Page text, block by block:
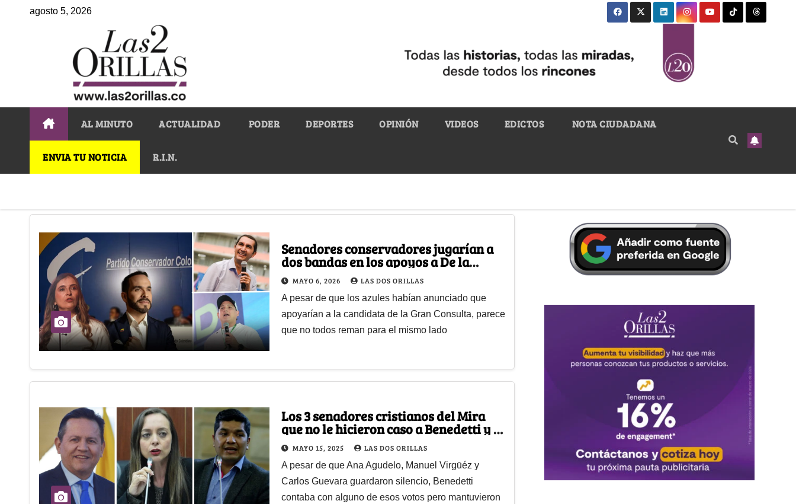
agosto 5, 2026
AL MINUTO ACTUALIDAD PODER DEPORTES OPINIÓN VIDEOS EDICTOS NOTA CIUDADANA
ENVIA TU NOTICIA R.I.N.
Senadores conservadores jugarían a
dos bandas en los apoyos a De la
Espriella y a Paloma
MAYO 6, 2026 LAS DOS ORILLAS
A pesar de que los azules habían anunciado que
apoyarían a la candidata de la Gran Consulta, parece
que no todos reman para el mismo lado
Los 3 senadores cristianos del Mira
que no le hicieron caso a Benedetti y le
dijeron No a Petro
MAYO 15, 2025 LAS DOS ORILLAS
A pesar de que Ana Agudelo, Manuel Virgūéz y
Carlos Guevara guardaron silencio, Benedetti
contaba con alguno de esos votos pero mantuvieron